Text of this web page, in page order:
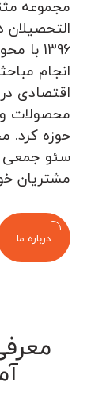
مجموعه
التحصیلان
1396
انجام
اقتصادی
محصولات و
حوزه کرد.
سئو جمعی
مشتریان
درباره ما